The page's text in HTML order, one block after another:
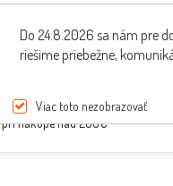
PREPRAVA ZDARMA
pri nákupe nad 200€
Do 24.8.2026 sa nám pre
riešime priebežne,
Viac toto nezobrazovať